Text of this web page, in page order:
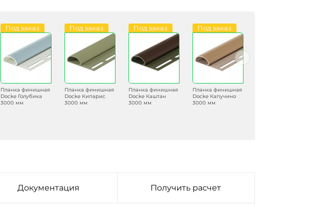
Под заказ
Планка финишная
Docke Голубика
3000 мм
Под заказ
Планка финишная
Docke Кипарис
3000 мм
Под заказ
Планка финишная
Docke Каштан
3000 мм
Под заказ
Планка финишная
Docke Капучино
3000 мм
Документация Получить расчет